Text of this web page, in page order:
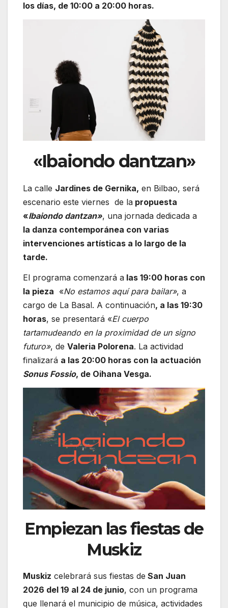
los días, de 10:00 a 20:00 horas.
«Ibaiondo dantzan»
La calle Jardines de Gernika, en Bilbao, será
escenario este viernes de la propuesta
«Ibaiondo dantzan», una jornada dedicada a
la danza contemporánea con varias
intervenciones artísticas a lo largo de la
tarde.
El programa comenzará a las 19:00 horas con
la pieza «No estamos aquí para bailar», a
cargo de La Basal. A continuación, a las 19:30
horas, se presentará «El cuerpo
tartamudeando en la proximidad de un signo
futuro», de Valeria Polorena. La actividad
finalizará
Sonus Fossio, de Oihana Vesga.
Empiezan las fiestas de
Muskiz
Muskiz celebrará sus fiestas de San Juan
2026 del 19 al 24 de junio, con un programa
que llenará el municipio de música, actividades